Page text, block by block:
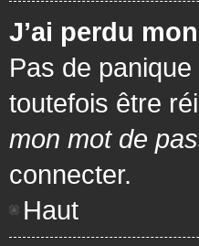
J’ai perdu
Pas de
toutefois être
mon mot de
connecter.
Haut